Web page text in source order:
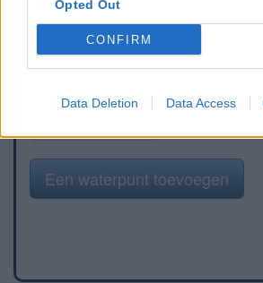
Opted Out
CONFIRM
Data Deletion Data Access
Een waterpunt toevoegen